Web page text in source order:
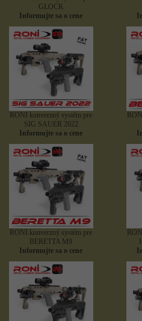
GLOCK
Informujte sa o cene
RONI konverzný systém pre
SIG SAUER 2022
Informujte sa o cene
RONI konverzný systém pre
BERETTA M9
Informujte sa o cene